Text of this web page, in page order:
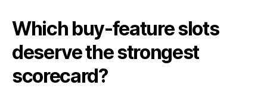
Which buy-feature slots
deserve the strongest
scorecard?